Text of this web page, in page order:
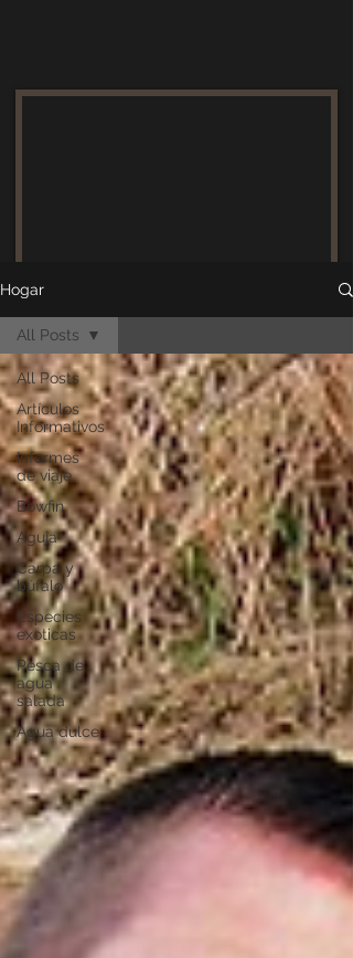
Hogar
All Posts
Artículos
Informativos
Informes
de viaje
Bowfin
Aguja
Carpa y
búfalo
Especies
exoticas
Pesca de
agua
salada
Agua dulce
All Posts